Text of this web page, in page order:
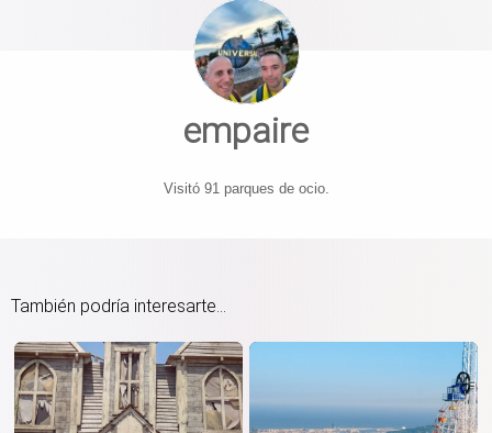
empaire
Visitó 91 parques de ocio.
También podría interesarte...